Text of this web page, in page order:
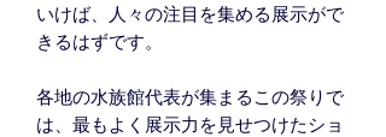
いけば、人々の注目を集める展示がで
きるはずです。
各地の水族館代表が集まるこの祭りで
は、最もよく展示力を見せつけたショ